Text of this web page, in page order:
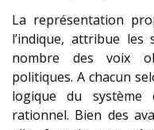
La représentation
l’indique, attribue les
nombre des voix
politiques. A chacun
logique du système
rationnel. Bien des